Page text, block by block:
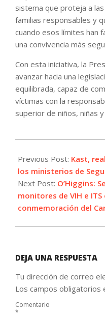
sistema que proteja a
familias responsables y
cuando esos límites han
una convivencia más
Con esta iniciativa, la
avanzar hacia una
equilibrada, capaz de
víctimas con la
superior de niños, niñas
05-
19
Previous Post: Kast,
los ministerios de
Next Post: O’Higgins:
monitores de VIH e
conmemoración del
DEJA UNA RESPUESTA
Tu dirección de correo
Los campos obligatorios
Comentario